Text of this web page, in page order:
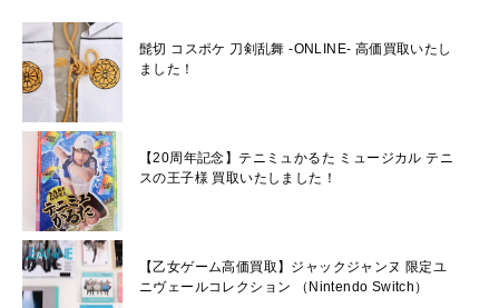
髭切 コスポケ 刀剣乱舞 -ONLINE- 高価買取いたし
ました！
【20周年記念】テニミュかるた ミュージカル テニ
スの王子様 買取いたしました！
【乙女ゲーム高価買取】ジャックジャンヌ 限定ユ
ニヴェールコレクション （Nintendo Switch）